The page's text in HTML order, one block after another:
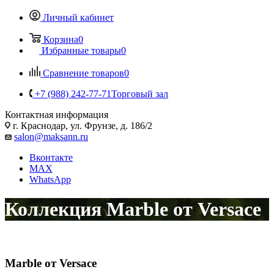
Личный кабинет
Корзина0
Избранные товары0
Сравнение товаров0
+7 (988) 242-77-71Торговый зал
Контактная информация
г. Краснодар, ул. Фрунзе, д. 186/2
salon@maksann.ru
Вконтакте
MAX
WhatsApp
Коллекция Marble от Versace
Marble от Versace